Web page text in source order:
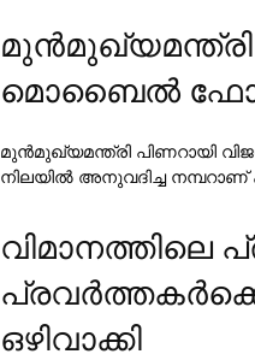
മൊബൈല്‍
മുന്‍മുഖ്യമന്ത്രി പിണറായി
നിലയില്‍ അനുവദിച്ച നമ്പറാണ്
ഒഴിവാക്കി